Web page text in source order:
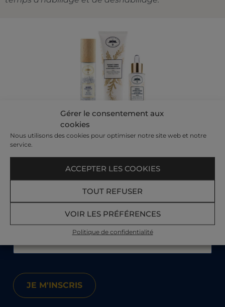
Gérer le consentement aux
cookies
Nous utilisons des cookies pour optimiser notre site web et notre
service.
ACCEPTER LES COOKIES
TOUT REFUSER
VOIR LES PRÉFÉRENCES
Politique de confidentialité
Retrouver la ligne de cosmétiques utilisée dans
Recevez nos offres et actualités par e-mail​
Votre e-mail :